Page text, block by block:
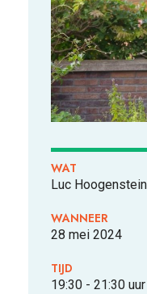
ONTDEKKEN
OVER
WAT
Luc Hoogenstein
WANNEER
28 mei 2024
TIJD
19:30 - 21:30 uur